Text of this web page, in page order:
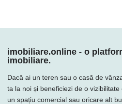
imobiliare.online - o
imobiliare.
Dacă ai un teren sau o casă de
ta la noi și beneficiezi de o
un spațiu comercial sau oricare alt